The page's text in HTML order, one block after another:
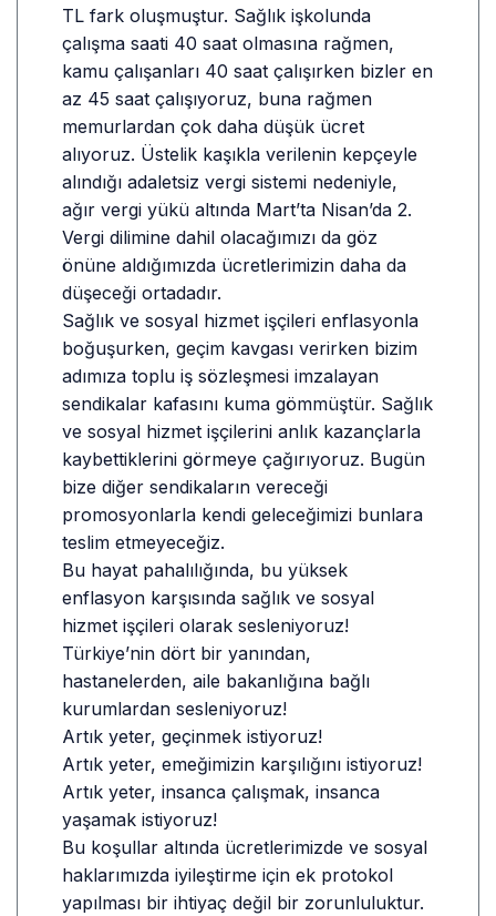
TL fark oluşmuştur. Sağlık işkolunda
çalışma saati 40 saat olmasına rağmen,
kamu çalışanları 40 saat çalışırken bizler en
az 45 saat çalışıyoruz, buna rağmen
memurlardan çok daha düşük ücret
alıyoruz. Üstelik kaşıkla verilenin kepçeyle
alındığı adaletsiz vergi sistemi nedeniyle,
ağır vergi yükü altında Mart’ta Nisan’da 2.
Vergi dilimine dahil olacağımızı da göz
önüne aldığımızda ücretlerimizin daha da
düşeceği ortadadır.
Sağlık ve sosyal hizmet işçileri enflasyonla
boğuşurken, geçim kavgası verirken bizim
adımıza toplu iş sözleşmesi imzalayan
sendikalar kafasını kuma gömmüştür. Sağlık
ve sosyal hizmet işçilerini anlık kazançlarla
kaybettiklerini görmeye çağırıyoruz. Bugün
bize diğer sendikaların vereceği
promosyonlarla kendi geleceğimizi bunlara
teslim etmeyeceğiz.
Bu hayat pahalılığında, bu yüksek
enflasyon karşısında sağlık ve sosyal
hizmet işçileri olarak sesleniyoruz!
Türkiye’nin dört bir yanından,
hastanelerden, aile bakanlığına bağlı
kurumlardan sesleniyoruz!
Artık yeter, geçinmek istiyoruz!
Artık yeter, emeğimizin karşılığını istiyoruz!
Artık yeter, insanca çalışmak, insanca
yaşamak istiyoruz!
Bu koşullar altında ücretlerimizde ve sosyal
haklarımızda iyileştirme için ek protokol
yapılması bir ihtiyaç değil bir zorunluluktur.